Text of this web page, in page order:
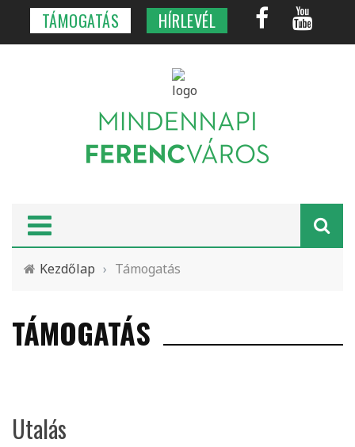
TÁMOGATÁS HÍRLEVÉL
Kezdőlap › Támogatás
TÁMOGATÁS
Utalás